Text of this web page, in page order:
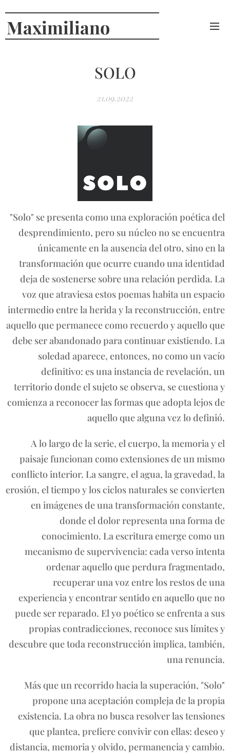
Maximiliano
SOLO
21.09.2022
"Solo" se presenta como una exploración poética del
desprendimiento, pero su núcleo no se encuentra
únicamente en la ausencia del otro, sino en la
transformación que ocurre cuando una identidad
deja de sostenerse sobre una relación perdida. La
voz que atraviesa estos poemas habita un espacio
intermedio entre la herida y la reconstrucción, entre
aquello que permanece como recuerdo y aquello que
debe ser abandonado para continuar existiendo. La
soledad aparece, entonces, no como un vacío
definitivo: es una instancia de revelación, un
territorio donde el sujeto se observa, se cuestiona y
comienza a reconocer las formas que adopta lejos de
aquello que alguna vez lo definió.
A lo largo de la serie, el cuerpo, la memoria y el
paisaje funcionan como extensiones de un mismo
conflicto interior. La sangre, el agua, la gravedad, la
erosión, el tiempo y los ciclos naturales se convierten
en imágenes de una transformación constante,
donde el dolor representa una forma de
conocimiento. La escritura emerge como un
mecanismo de supervivencia: cada verso intenta
ordenar aquello que perdura fragmentado,
recuperar una voz entre los restos de una
experiencia y encontrar sentido en aquello que no
puede ser reparado. El yo poético se enfrenta a sus
propias contradicciones, reconoce sus límites y
descubre que toda reconstrucción implica, también,
una renuncia.
Más que un recorrido hacia la superación, "Solo"
propone una aceptación compleja de la propia
existencia. La obra no busca resolver las tensiones
que plantea, prefiere convivir con ellas: deseo y
distancia, memoria y olvido, permanencia y cambio.